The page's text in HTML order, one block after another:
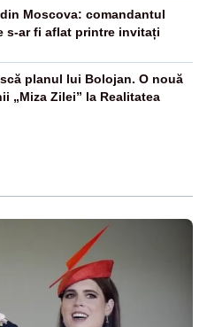
Moscova: comandantul
s-ar fi aflat printre invitați
planul lui Bolojan. O nouă
„Miza Zilei” la Realitatea